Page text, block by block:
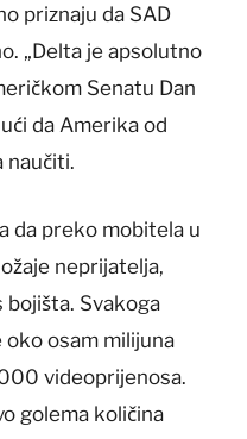
priznaju da SAD
„Delta je apsolutno
Senatu Dan
da Amerika od
naučiti.
da preko mobitela u
neprijatelja,
Svakoga
oko osam milijuna
videoprijenosa.
golema količina